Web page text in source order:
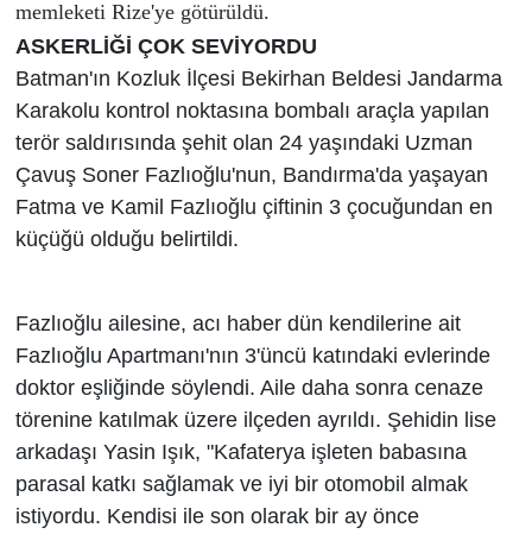
memleketi Rize'ye götürüldü.
ASKERLİĞİ ÇOK SEVİYORDU
Batman'ın Kozluk İlçesi Bekirhan Beldesi Jandarma
Karakolu kontrol noktasına bombalı araçla yapılan
terör saldırısında şehit olan 24 yaşındaki Uzman
Çavuş Soner Fazlıoğlu'nun, Bandırma'da yaşayan
Fatma ve Kamil Fazlıoğlu çiftinin 3 çocuğundan en
küçüğü olduğu belirtildi.
Fazlıoğlu ailesine, acı haber dün kendilerine ait
Fazlıoğlu Apartmanı'nın 3'üncü katındaki evlerinde
doktor eşliğinde söylendi. Aile daha sonra cenaze
törenine katılmak üzere ilçeden ayrıldı. Şehidin lise
arkadaşı Yasin Işık, "Kafaterya işleten babasına
parasal katkı sağlamak ve iyi bir otomobil almak
istiyordu. Kendisi ile son olarak bir ay önce